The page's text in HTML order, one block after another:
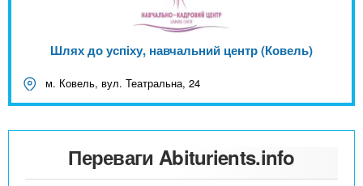
Шлях до успіху, навчальний центр (Ковель)
м. Ковель, вул. Театральна, 24
Переваги Abiturients.info